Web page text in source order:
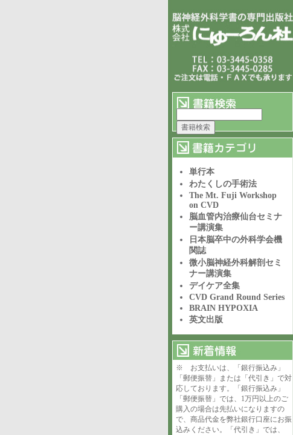
単行本
わたくしの手術法
The Mt. Fuji Workshop
on CVD
脳血管内治療仙台セミナ
ー講演集
日本脳卒中の外科学会機
関誌
微小脳神経外科解剖セミ
ナー講演集
デイケア全集
CVD Grand Round Series
BRAIN HYPOXIA
英文出版
※ お支払いは、「銀行振込み」
「郵便振替」または「代引き」で対
応しております。「銀行振込み」
「郵便振替」では、1万円以上のご
購入の場合は先払いになりますの
で、商品代金を弊社銀行口座にお振
込みください。「代引き」では、